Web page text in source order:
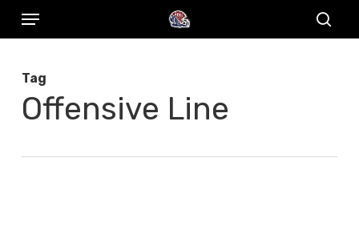
Skip
content
Menu
Tag
Offensive Line